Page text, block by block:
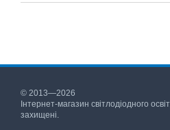
© 2013—2026
Інтернет-магазин світлодіодного
захищені.